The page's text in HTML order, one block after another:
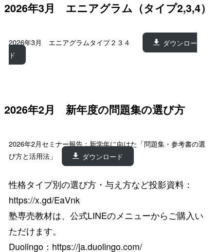
2026年3月 エニアグラム（タイプ2,3,4）
2026年3月 エニアグラムタイプ２３４
ダウンロー
ド
2026年2月 新年度の問題集の選び方
2026年2月セミナー報告：新学年に向けた「問題集・参考書の選
び方と活用法」
ダウンロード
性格タイプ別の選び方・与え方など投影資料：
https://x.gd/EaVnk
塾専売教材は、公式LINEのメニューからご購入い
ただけます。
Duolingo： https://ja.duolingo.com/